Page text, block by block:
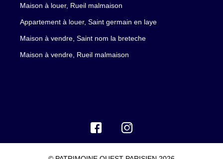
Maison à louer, Rueil malmaison
Appartement à louer, Saint germain en laye
Maison à vendre, Saint nom la breteche
Maison à vendre, Rueil malmaison